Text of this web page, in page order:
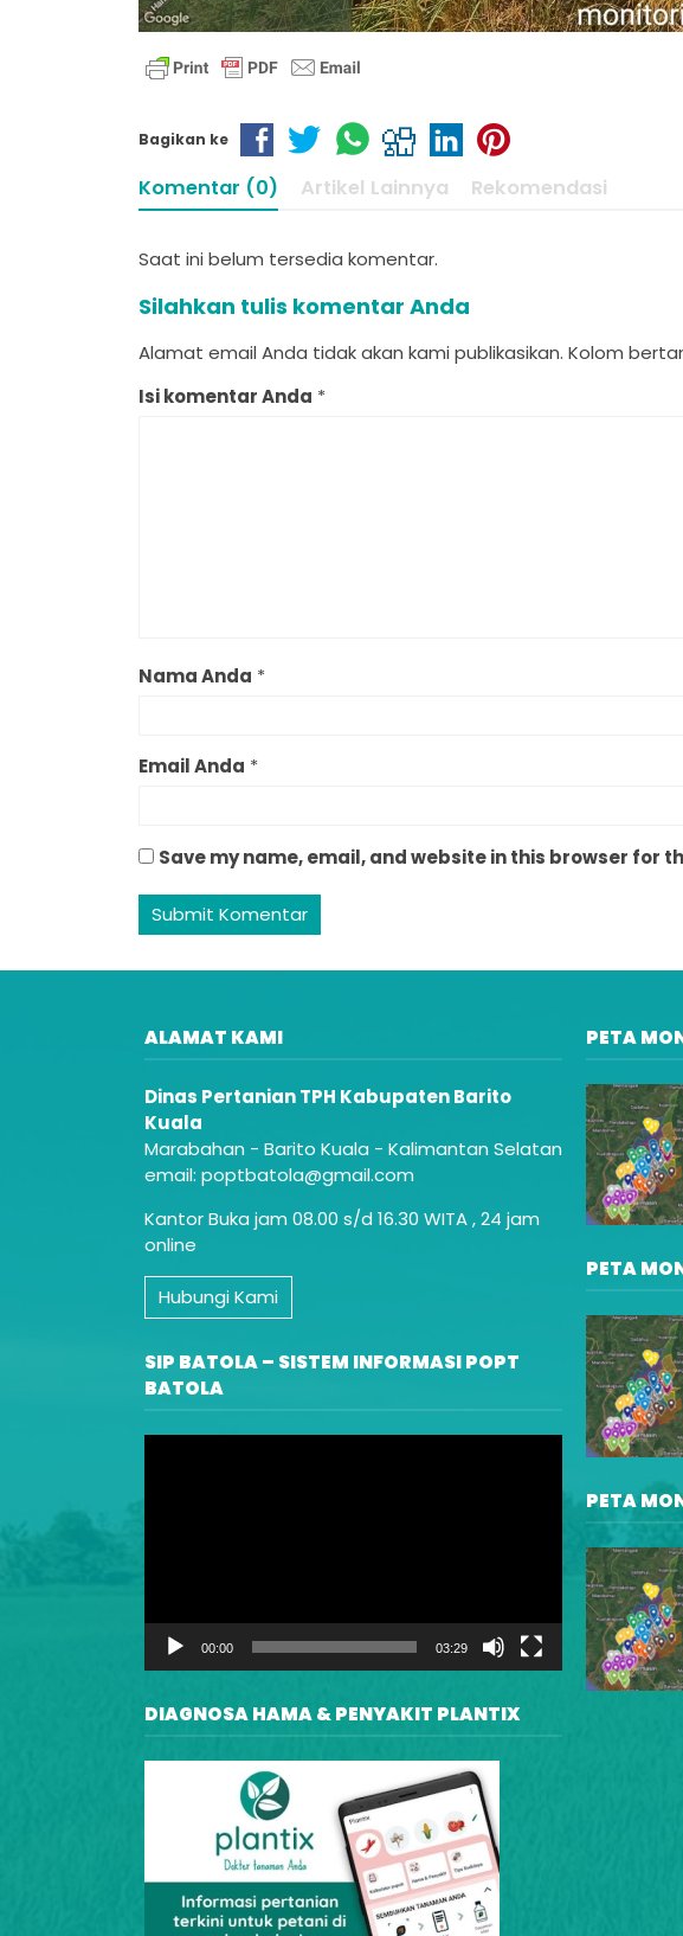
Bagikan ke
Komentar (0) Artikel Lainnya Rekomendasi
Saat ini belum tersedia komentar.
Silahkan tulis komentar Anda
Alamat email Anda tidak akan kami publikasikan. Kolom
Isi komentar Anda *
Nama Anda *
Email Anda *
Save my name, email, and website in this browser for
ALAMAT KAMI
Dinas Pertanian TPH Kabupaten Barito
Kuala
Marabahan - Barito Kuala - Kalimantan Selatan
email: poptbatola@gmail.com
Kantor Buka jam 08.00 s/d 16.30 WITA , 24 jam
online
Hubungi Kami
SIP BATOLA – SISTEM INFORMASI POPT
BATOLA
00:00 03:29
DIAGNOSA HAMA & PENYAKIT PLANTIX
PETA
PETA
PETA